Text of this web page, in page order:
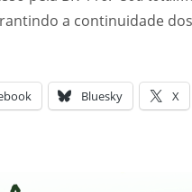
a continuidade
Bluesky X